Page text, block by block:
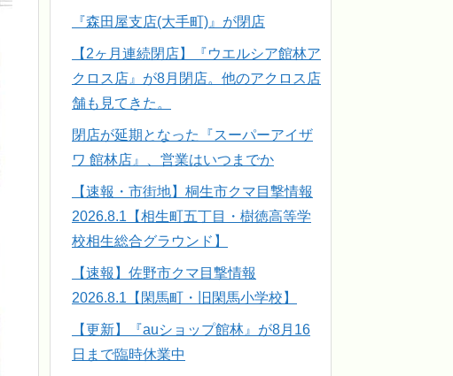
『森田屋支店(大手町)』が閉店
【2ヶ月連続閉店】『ウエルシア館林ア
クロス店』が8月閉店。他のアクロス店
舗も見てきた。
閉店が延期となった『スーパーアイザ
ワ 館林店』、営業はいつまでか
【速報・市街地】桐生市クマ目撃情報
2026.8.1【相生町五丁目・樹徳高等学
校相生総合グラウンド】
【速報】佐野市クマ目撃情報
2026.8.1【閑馬町・旧閑馬小学校】
【更新】『auショップ館林』が8月16
日まで臨時休業中